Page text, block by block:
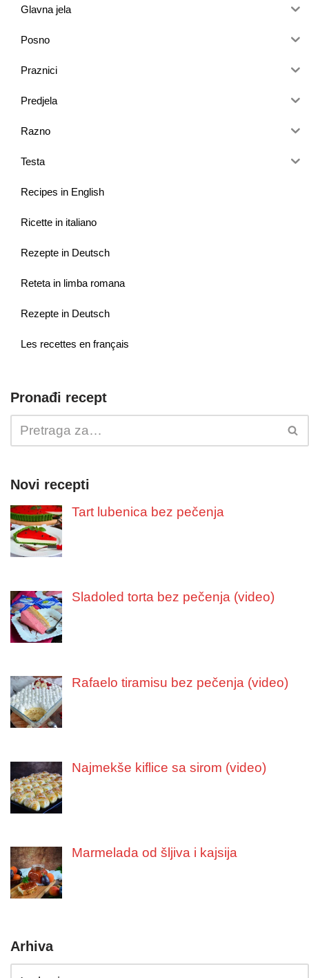
Glavna jela
Posno
Praznici
Predjela
Razno
Testa
Recipes in English
Ricette in italiano
Rezepte in Deutsch
Reteta in limba romana
Rezepte in Deutsch
Les recettes en français
Pronađi recept
Novi recepti
Tart lubenica bez pečenja
Sladoled torta bez pečenja (video)
Rafaelo tiramisu bez pečenja (video)
Najmekše kiflice sa sirom (video)
Marmelada od šljiva i kajsija
Arhiva